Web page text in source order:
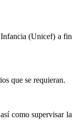
(Unicef) a fin
que se requieran.
como supervisar la